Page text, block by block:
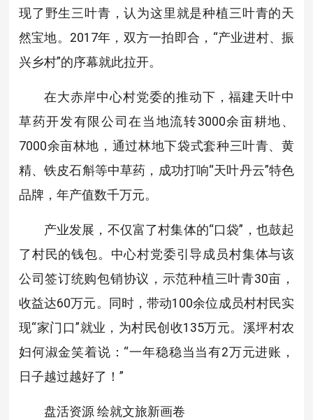
现了野生三叶青，认为这里就是种植三叶青的天
然宝地。2017年，双方一拍即合，“产业进村、振
兴乡村”的序幕就此拉开。
在大赤岸中心村党委的推动下，福建天叶中
草药开发有限公司在当地流转3000余亩耕地、
7000余亩林地，通过林地下袋式套种三叶青、黄
精、铁皮石斛等中草药，成功打响“天叶丹云”特色
品牌，年产值数千万元。
产业发展，不仅富了村集体的“口袋”，也鼓起
了村民的钱包。中心村党委引导成员村集体与该
公司签订统购包销协议，示范种植三叶青30亩，
收益达60万元。同时，带动100余位成员村村民实
现“家门口”就业，为村民创收135万元。溪坪村农
妇何淑金笑着说：“一年稳稳当当有2万元进账，
日子越过越好了！”
盘活资源 绘就文旅新画卷